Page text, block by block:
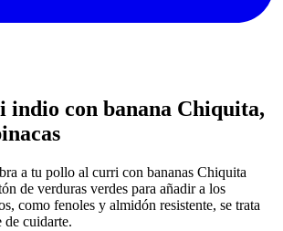
con banana Chiquita,
a tu pollo al curri con bananas Chiquita
de verduras verdes para añadir a los
como fenoles y almidón resistente, se trata
de cuidarte.